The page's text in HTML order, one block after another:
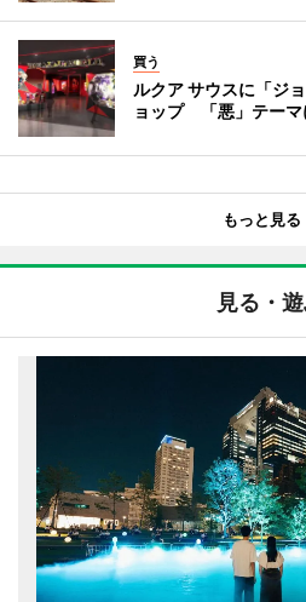
買う
ルクア サウスに「ジ
ョップ 「悪」テーマ
もっと見る
見る・